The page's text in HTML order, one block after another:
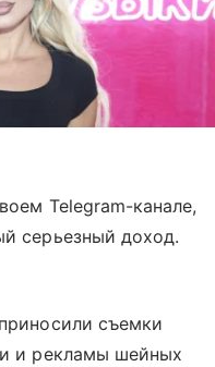
Telegram-канале,
серьезный доход.
съемки
и рекламы шейных